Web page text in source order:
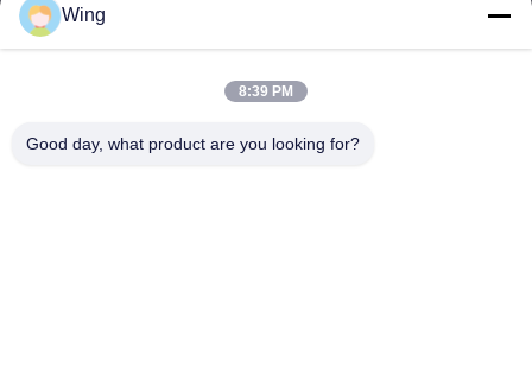
9:00-18:00
Weiye আন্তর্জাতিক বিল্ডিং, Yixian রোড, ডালি টাউন, Nanhai জেলা, Foshan
Wing
8:39 PM
Good day, what product are you looking for?